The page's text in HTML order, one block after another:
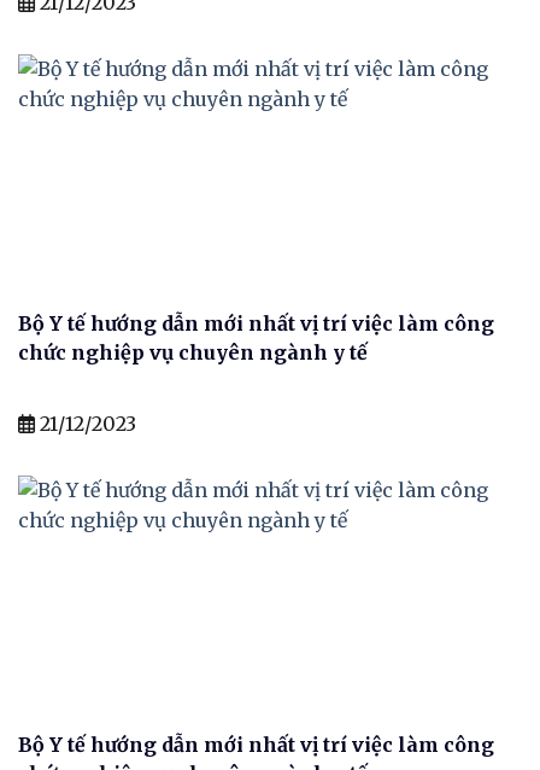
Bộ Y tế hướng dẫn mới nhất vị trí việc làm công
chức nghiệp vụ chuyên ngành y tế
21/12/2023
Bộ Y tế hướng dẫn mới nhất vị trí việc làm công